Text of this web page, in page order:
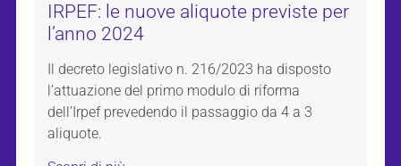
IRPEF: le nuove aliquote previste per
l’anno 2024
Il decreto legislativo n. 216/2023 ha disposto
l’attuazione del primo modulo di riforma
dell’Irpef prevedendo il passaggio da 4 a 3
aliquote.